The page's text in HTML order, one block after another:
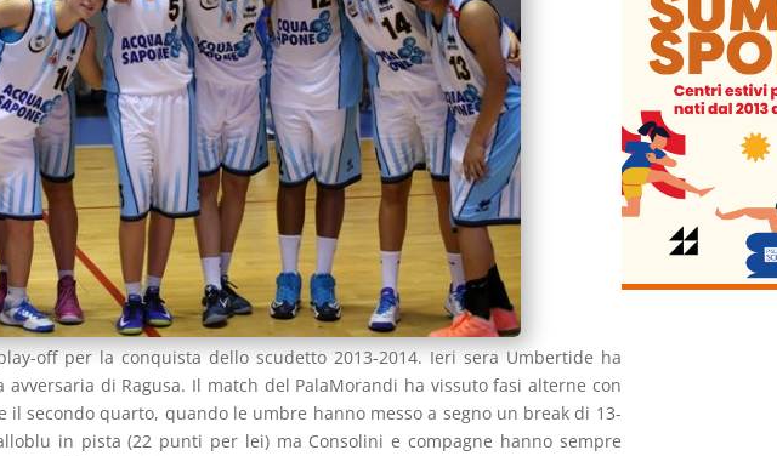
off per la conquista dello scudetto 2013-2014. Ieri sera Umbertide ha
di Ragusa. Il match del PalaMorandi ha vissuto fasi alterne con
secondo quarto, quando le umbre hanno messo a segno un break di 13-
in pista (22 punti per lei) ma Consolini e compagne hanno sempre